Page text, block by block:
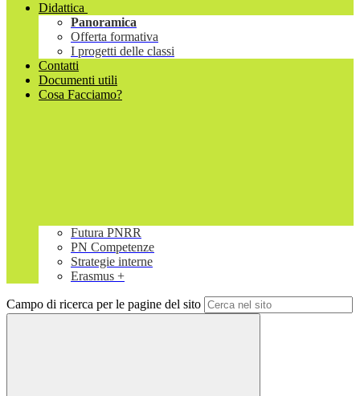
Didattica
Panoramica
Offerta formativa
I progetti delle classi
Contatti
Documenti utili
Cosa Facciamo?
Futura PNRR
PN Competenze
Strategie interne
Erasmus +
Campo di ricerca per le pagine del sito